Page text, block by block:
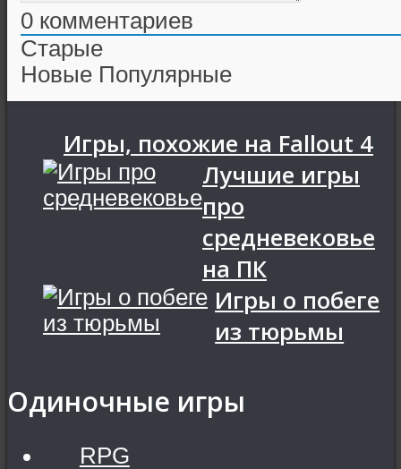
0 комментариев
Старые
Новые Популярные
Игры, похожие на Fallout 4
Лучшие игры
про
средневековье
на ПК
Игры о побеге
из тюрьмы
Одиночные игры
RPG